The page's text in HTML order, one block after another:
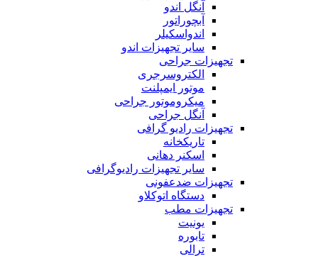
آنگل اندو
آبچوراتور
اندواسکیلر
سایر تجهیزات اندو
تجهیزات جراحی
الکتروسرجری
موتور ایمپلنت
میکروموتور جراحی
آنگل جراحی
تجهیزات رادیو گرافی
تاریکخانه
اسکنر دهانی
سایر تجهیزات رادیوگرافی
تجهیزات ضدعفونی
دستگاه اتوکلاو
تجهیزات مطب
یونیت
تابوره
ترالی